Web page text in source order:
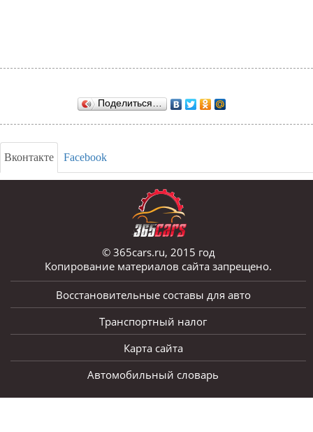
Поделиться…
Вконтакте Facebook
© 365cars.ru, 2015 год
Копирование материалов сайта запрещено.
Восстановительные составы для авто
Транспортный налог
Карта сайта
Автомобильный словарь